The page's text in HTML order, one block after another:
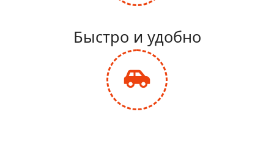
balance-
scale
Быстро и удобно
fas
fa-